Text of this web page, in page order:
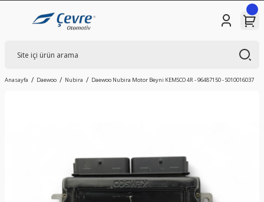
Anasayfa Daewoo Nubira Daewoo Nubira Motor Beyni KEMSCO 4R - 96487150 - S010016037